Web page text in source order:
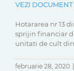
VEZI
Hotararea nr 13
sprijin financiar
unitati de cult
februarie 28, 2020